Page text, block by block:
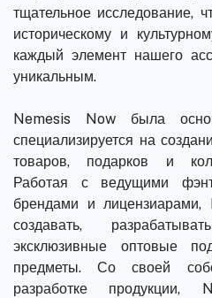
тщательное исследование,
историческому и
каждый элемент нашего
уникальным.
Nemesis Now была
специализируется на
товаров, подарков и
Работая с ведущими
брендами и лицензиарами,
создавать,
эксклюзивные оптовые
предметы. Со своей
разработке продукции,